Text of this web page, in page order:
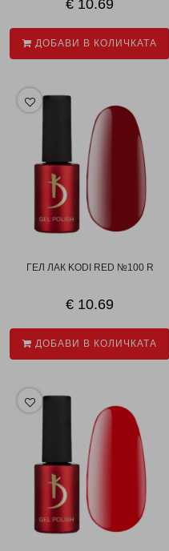
€ 10.69
ДОБАВИ В КОЛИЧКАТА
ГЕЛ ЛАК KODI RED №100 R
€ 10.69
ДОБАВИ В КОЛИЧКАТА